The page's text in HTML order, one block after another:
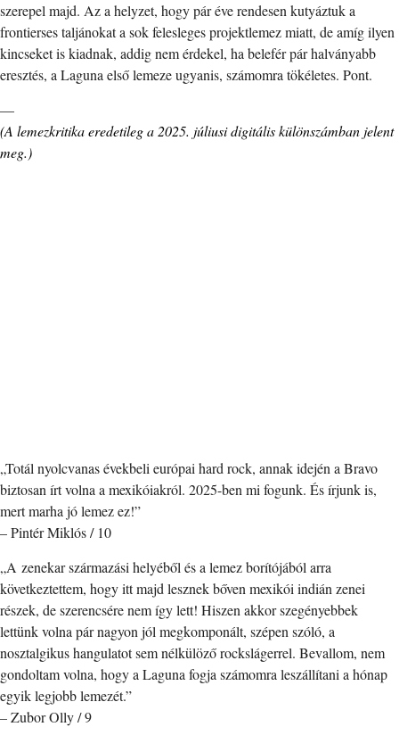
szerepel majd. Az a helyzet, hogy pár éve rendesen kutyáztuk a
frontierses taljánokat a sok felesleges projektlemez miatt, de amíg ilyen
kincseket is kiadnak, addig nem érdekel, ha belefér pár halványabb
eresztés, a Laguna első lemeze ugyanis, számomra tökéletes. Pont.
—
(A lemezkritika eredetileg a 2025. júliusi digitális különszámban jelent
meg.)
„Totál nyolcvanas évekbeli európai hard rock, annak idején a Bravo
biztosan írt volna a mexikóiakról. 2025-ben mi fogunk. És írjunk is,
mert marha jó lemez ez!”
– Pintér Miklós / 10
„A zenekar származási helyéből és a lemez borítójából arra
következtettem, hogy itt majd lesznek bőven mexikói indián zenei
részek, de szerencsére nem így lett! Hiszen akkor szegényebbek
lettünk volna pár nagyon jól megkomponált, szépen szóló, a
nosztalgikus hangulatot sem nélkülöző rockslágerrel. Bevallom, nem
gondoltam volna, hogy a Laguna fogja számomra leszállítani a hónap
egyik legjobb lemezét.”
– Zubor Olly / 9